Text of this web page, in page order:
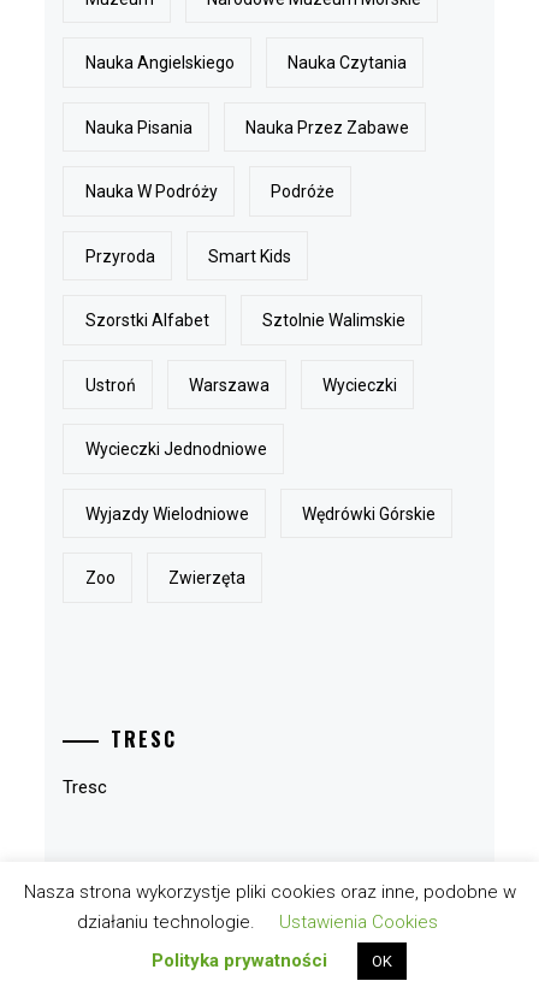
Nauka Angielskiego Nauka Czytania
Nauka Pisania Nauka Przez Zabawe
Nauka W Podróży Podróże
Przyroda Smart Kids
Szorstki Alfabet Sztolnie Walimskie
Ustroń Warszawa Wycieczki
Wycieczki Jednodniowe
Wyjazdy Wielodniowe Wędrówki Górskie
Zoo Zwierzęta
TRESC
Tresc
BLOG.NUDZI-MISIE.PL © WSZELKIE PRAWA ZASTRZEŻONE.
MINIMAL GRIDZROBIONY PRZEZ THEMEMATTIC
Nasza strona wykorzystje pliki cookies oraz inne, podobne w
działaniu technologie.
Ustawienia Cookies
Polityka prywatności
OK